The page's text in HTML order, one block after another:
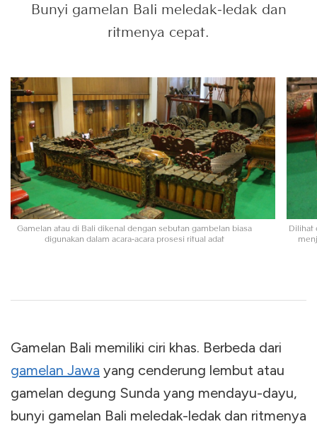
Bunyi gamelan Bali meledak-ledak dan
ritmenya cepat.
Gamelan atau di Bali dikenal dengan sebutan gambelan biasa
digunakan dalam acara-acara prosesi ritual adat
Dilihat
Gamelan Bali memiliki ciri khas. Berbeda dari
gamelan Jawa yang cenderung lembut atau
gamelan degung Sunda yang mendayu-dayu,
bunyi gamelan Bali meledak-ledak dan ritmenya